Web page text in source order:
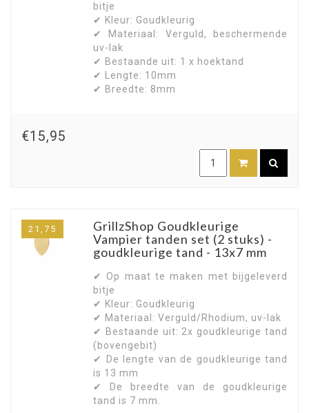
bitje
✔ Kleur: Goudkleurig
✔ Materiaal: Verguld, beschermende
uv-lak
✔ Bestaande uit: 1 x hoektand
✔ Lengte: 10mm
✔ Breedte: 8mm
€15,95
21,75
GrillzShop Goudkleurige
Vampier tanden set (2 stuks) -
goudkleurige tand - 13x7 mm
✔ Op maat te maken met bijgeleverd
bitje
✔ Kleur: Goudkleurig
✔ Materiaal: Verguld/Rhodium, uv-lak
✔ Bestaande uit: 2x goudkleurige tand
(bovengebit)
✔ De lengte van de goudkleurige tand
is 13 mm
✔ De breedte van de goudkleurige
tand is 7 mm.